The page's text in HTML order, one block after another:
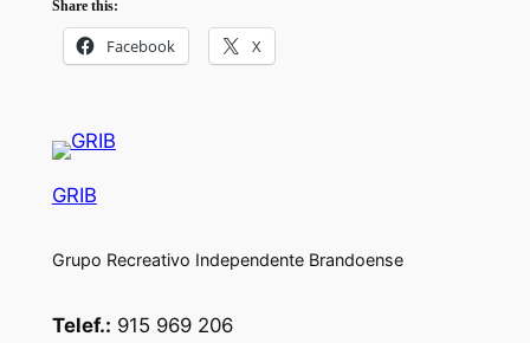
Share this:
Facebook X
GRIB
Grupo Recreativo Independente Brandoense
Telef.: 915 969 206